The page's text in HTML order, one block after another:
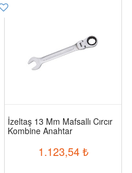
İzeltaş 13 Mm Mafsallı Cırcır
Kombine Anahtar
1.123,54₺